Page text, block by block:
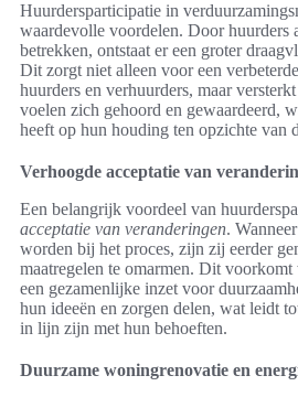
Huurdersparticipatie in
waardevolle voordelen. Door huurders
betrekken, ontstaat er een groter
Dit zorgt niet alleen voor een
huurders en verhuurders, maar
voelen zich gehoord en gewaardeerd,
heeft op hun houding ten opzichte van
Verhoogde acceptatie van
Een belangrijk voordeel van
acceptatie van veranderingen.
worden bij het proces, zijn zij eerder
maatregelen te omarmen. Dit voorkomt
een gezamenlijke inzet voor
hun ideeën en zorgen delen, wat leidt
in lijn zijn met hun behoeften.
Duurzame woningrenovatie en